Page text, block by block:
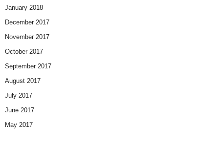
January 2018
December 2017
November 2017
October 2017
September 2017
August 2017
July 2017
June 2017
May 2017